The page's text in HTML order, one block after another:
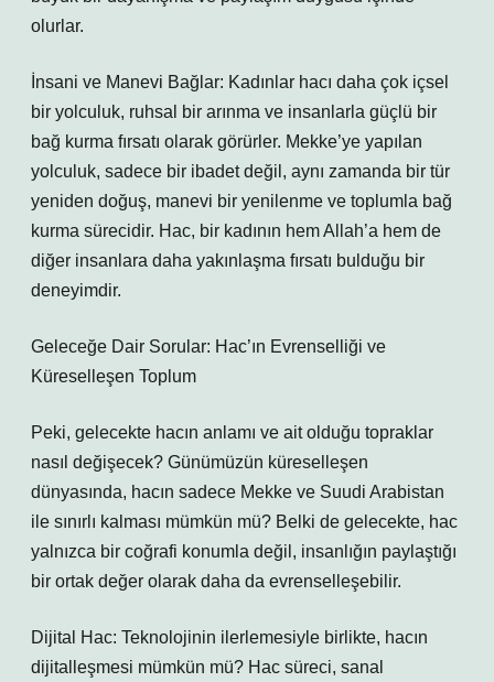
olurlar.
İnsani ve Manevi Bağlar: Kadınlar hacı daha çok içsel
bir yolculuk, ruhsal bir arınma ve insanlarla güçlü bir
bağ kurma fırsatı olarak görürler. Mekke’ye yapılan
yolculuk, sadece bir ibadet değil, aynı zamanda bir tür
yeniden doğuş, manevi bir yenilenme ve toplumla bağ
kurma sürecidir. Hac, bir kadının hem Allah’a hem de
diğer insanlara daha yakınlaşma fırsatı bulduğu bir
deneyimdir.
Geleceğe Dair Sorular: Hac’ın Evrenselliği ve
Küreselleşen Toplum
Peki, gelecekte hacın anlamı ve ait olduğu topraklar
nasıl değişecek? Günümüzün küreselleşen
dünyasında, hacın sadece Mekke ve Suudi Arabistan
ile sınırlı kalması mümkün mü? Belki de gelecekte, hac
yalnızca bir coğrafi konumla değil, insanlığın paylaştığı
bir ortak değer olarak daha da evrenselleşebilir.
Dijital Hac: Teknolojinin ilerlemesiyle birlikte, hacın
dijitalleşmesi mümkün mü? Hac süreci, sanal